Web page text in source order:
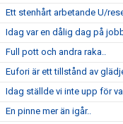
Ett stenhårt arbetande U/
Idag var en dålig dag på
Full pott och andra raka..
Eufori är ett tillstånd av
Idag ställde vi inte upp för
En pinne mer än igår..